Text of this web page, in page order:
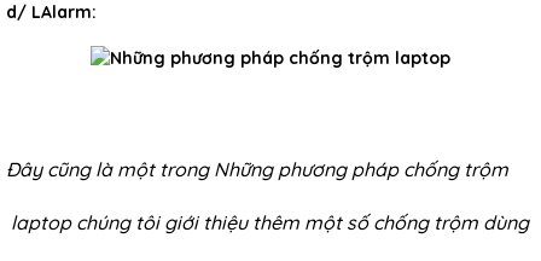
d/ LAlarm:
Đây cũng là một trong Những phương pháp chống trộm
laptopchúng tôi giới thiệu thêm một số chống trộm dùng